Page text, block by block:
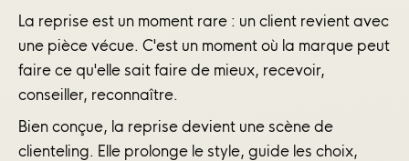
La reprise est un moment rare : un client revient avec
une pièce vécue. C'est un moment où la marque peut
faire ce qu'elle sait faire de mieux, recevoir,
conseiller, reconnaître.
Bien conçue, la reprise devient une scène de
clienteling. Elle prolonge le style, guide les choix,